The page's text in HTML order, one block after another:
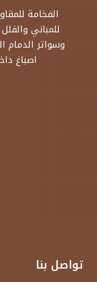
الفخامة
للمباني
وسواتر الدمام
اصباغ
تواصل بنا